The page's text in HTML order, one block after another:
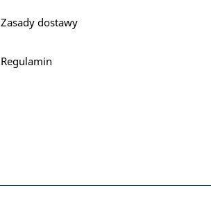
Zasady dostawy
Regulamin